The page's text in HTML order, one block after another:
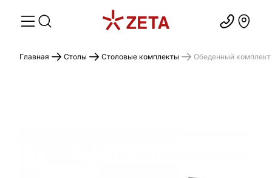
Главная Столы Столовые комплекты Обеденный